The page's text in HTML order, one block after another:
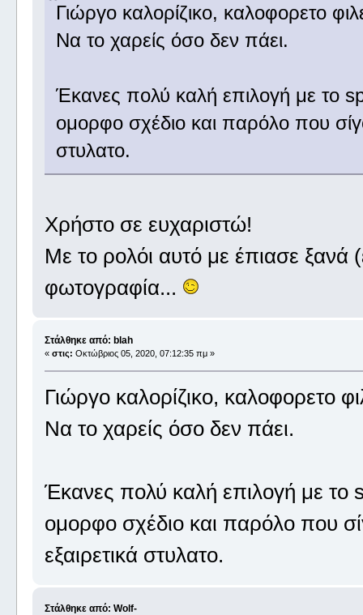
Γιώργο καλορίζικο, καλοφορετο
Να το χαρείς όσο δεν πάει.
Έκανες πολύ καλή επιλογή με το
ομορφο σχέδιο και παρόλο που
στυλατο.
Χρήστο σε ευχαριστώ!
Με το ρολόι αυτό με έπιασε ξανά
φωτογραφία...
Στάλθηκε από: blah
« στις: Οκτώβριος 05, 2020, 07:12:35 πμ »
Γιώργο καλορίζικο, καλοφορετο
Να το χαρείς όσο δεν πάει.
Έκανες πολύ καλή επιλογή με το
ομορφο σχέδιο και παρόλο που
εξαιρετικά στυλατο.
Στάλθηκε από: Wolf-